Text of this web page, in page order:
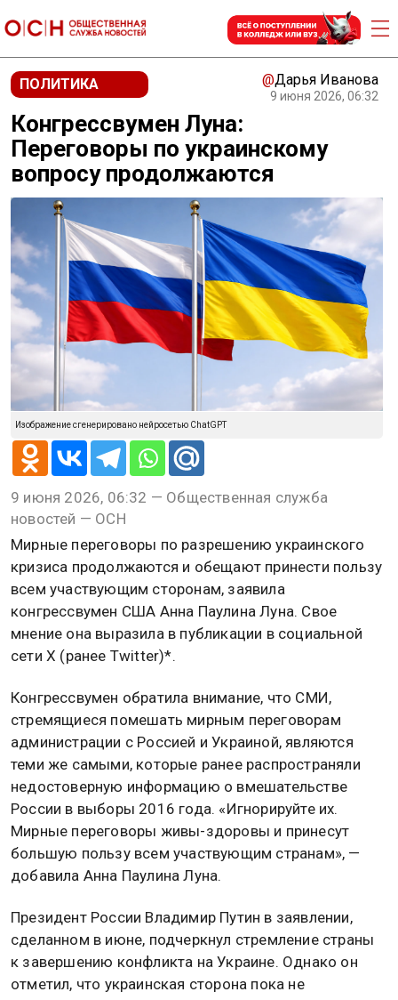
ПОЛИТИКА @Дарья Иванова
9 июня 2026, 06:32
Конгрессвумен Луна:
Переговоры по украинскому
вопросу продолжаются
Изображение сгенерировано нейросетью ChatGPT
9 июня 2026, 06:32 — Общественная служба
новостей — ОСН
Мирные переговоры по разрешению украинского
кризиса продолжаются и обещают принести пользу
всем участвующим сторонам, заявила
конгрессвумен США Анна Паулина Луна. Свое
мнение она выразила в публикации в социальной
сети X (ранее Twitter)*.
Конгрессвумен обратила внимание, что СМИ,
стремящиеся помешать мирным переговорам
администрации с Россией и Украиной, являются
теми же самыми, которые ранее распространяли
недостоверную информацию о вмешательстве
России в выборы 2016 года. «Игнорируйте их.
Мирные переговоры живы-здоровы и принесут
большую пользу всем участвующим странам», —
добавила Анна Паулина Луна.
Президент России Владимир Путин в заявлении,
сделанном в июне, подчеркнул стремление страны
к завершению конфликта на Украине. Однако он
отметил, что украинская сторона пока не